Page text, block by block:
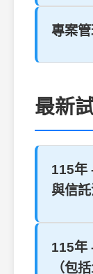
專案
最新
115年
與信
115年
（包